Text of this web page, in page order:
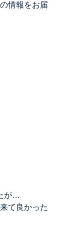
情報をお届
が…
て良かった